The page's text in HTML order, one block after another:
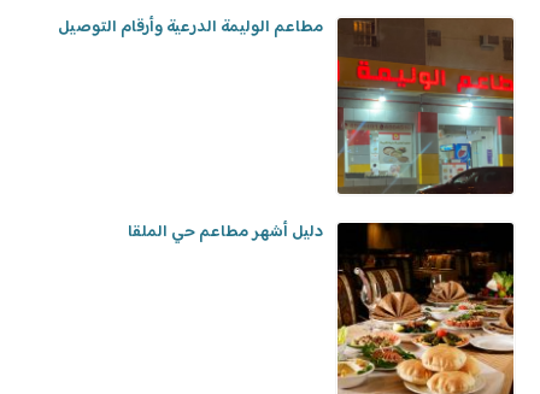
مطاعم الوليمة الدرعية وأرقام التوصيل
دليل أشهر مطاعم حي الملقا